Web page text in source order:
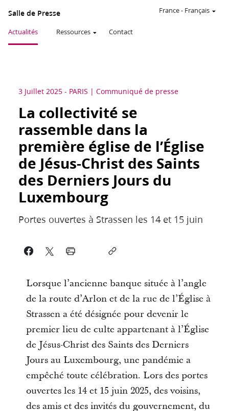
Salle de Presse
Actualités Ressources Contact
France- Français
3 Juillet 2025 - PARIS Communiqué de presse
La collectivité se
rassemble dans la
première église de l’Église
de Jésus-Christ des Saints
des Derniers Jours du
Luxembourg
Portes ouvertes à Strassen les 14 et 15 juin
Lorsque l’ancienne banque située à l’angle
de la route d’Arlon et de la rue de l’Église à
Strassen a été désignée pour devenir le
premier lieu de culte appartenant à l’Église
de Jésus-Christ des Saints des Derniers
Jours au Luxembourg, une pandémie a
empêché toute célébration. Lors des portes
ouvertes les 14 et 15 juin 2025, des voisins,
des amis et des invités du gouvernement, du